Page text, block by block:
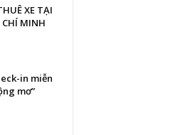
XE TẠI
MINH
in miễn
mơ”